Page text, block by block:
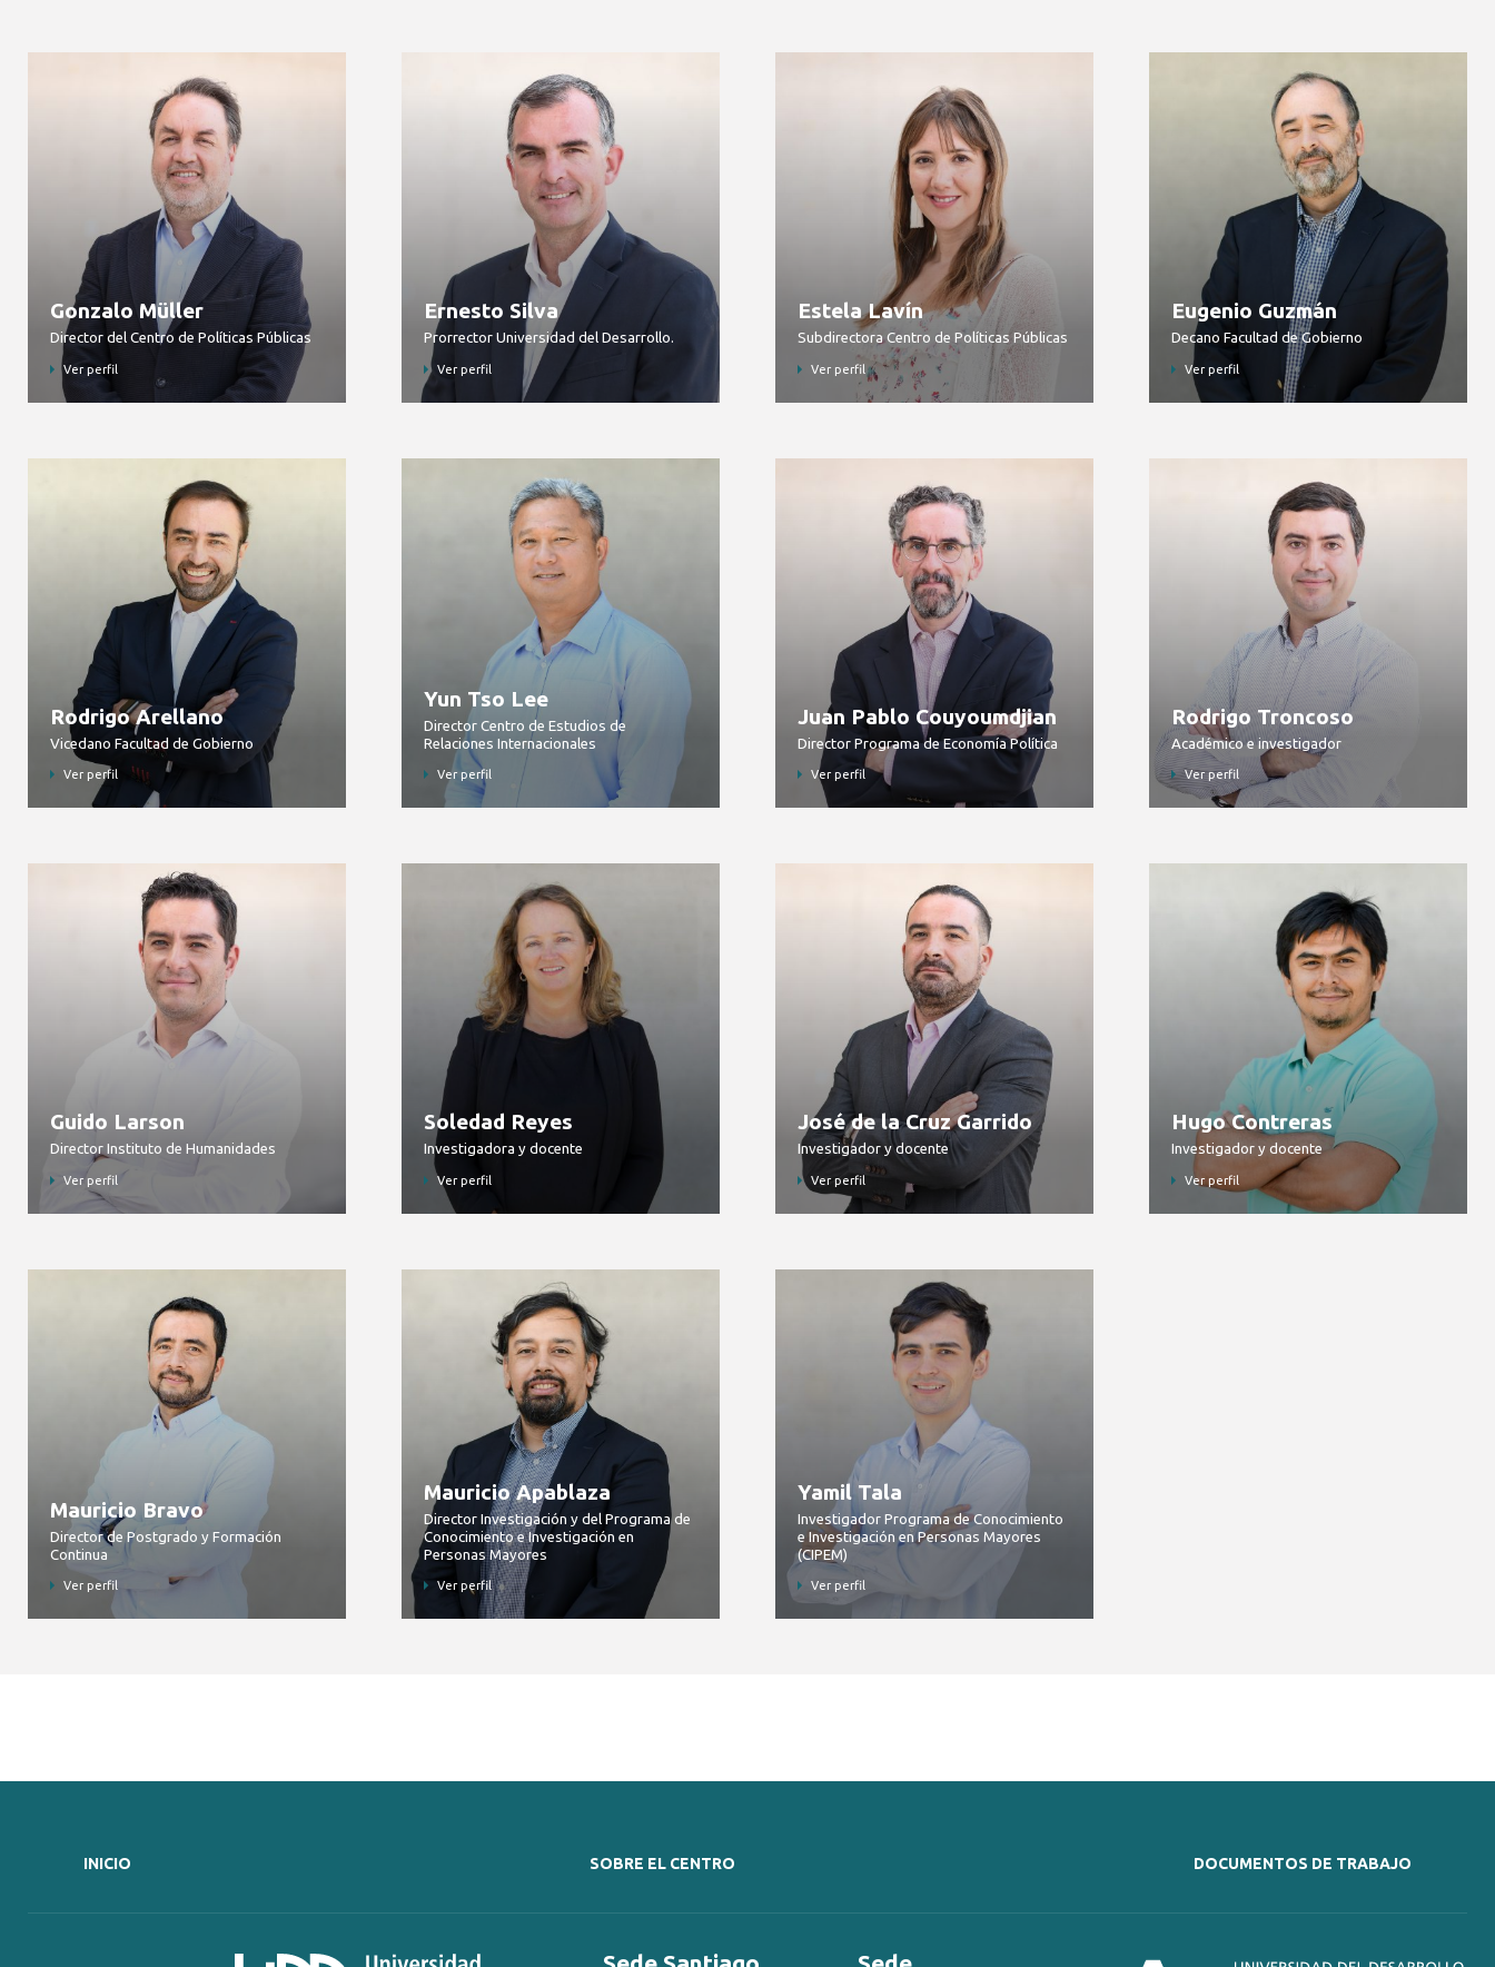
Gonzalo Müller
Director del Centro de Políticas Públicas
Ver perfil
Ernesto Silva
Prorrector Universidad del Desarrollo.
Ver perfil
Estela Lavín
Subdirectora Centro de Políticas Públicas
Ver perfil
Eugenio Guzmán
Decano Facultad de Gobierno
Ver perfil
Rodrigo Arellano
Vicedano Facultad de Gobierno
Ver perfil
Yun Tso Lee
Director Centro de Estudios de
Relaciones Internacionales
Ver perfil
Juan Pablo Couyoumdjian
Director Programa de Economía Política
Ver perfil
Rodrigo Troncoso
Académico e investigador
Ver perfil
Guido Larson
Director Instituto de Humanidades
Ver perfil
Soledad Reyes
Investigadora y docente
Ver perfil
José de la Cruz Garrido
Investigador y docente
Ver perfil
Hugo Contreras
Investigador y docente
Ver perfil
Mauricio Bravo
Director de Postgrado y Formación
Continua
Ver perfil
Mauricio Apablaza
Director Investigación y del Programa de
Conocimiento e Investigación en
Personas Mayores
Ver perfil
Yamil Tala
Investigador Programa de Conocimiento
e Investigación en Personas Mayores
(CIPEM)
Ver perfil
INICIO SOBRE EL CENTRO DOCUMENTOS DE TRABAJO